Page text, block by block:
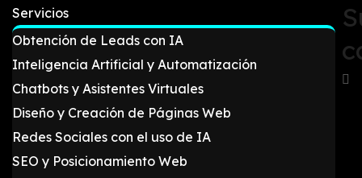
Servicios
Obtención de Leads con IA
Inteligencia Artificial y Automatización
Chatbots y Asistentes Virtuales
Diseño y Creación de Páginas Web
Redes Sociales con el uso de IA
SEO y Posicionamiento Web